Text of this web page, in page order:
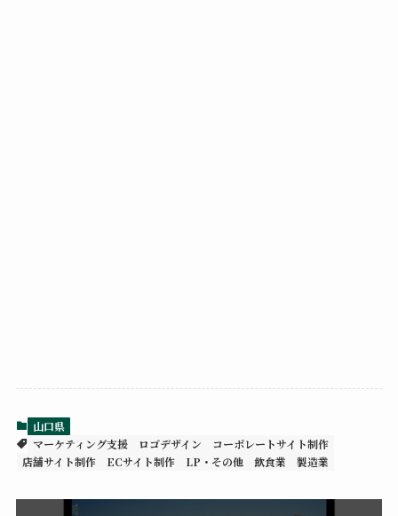
山口県
マーケティング支援
ロゴデザイン
コーポレートサイト制作
店舗サイト制作
ECサイト制作 LP・その他 飲食業 製造業